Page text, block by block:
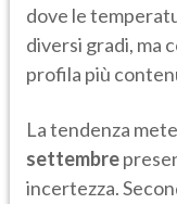
dove le
diversi gradi, ma
profila più
La tendenza
settembre
incertezza.